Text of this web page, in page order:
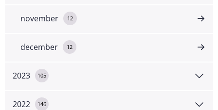
november 12
december 12
2023 105
2022 146